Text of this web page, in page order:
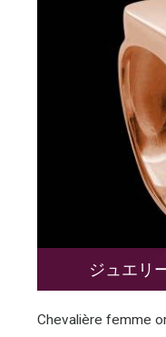
ジュエリ
Chevalière femme